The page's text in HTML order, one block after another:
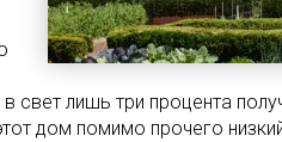
свет лишь три процента
дом помимо прочего